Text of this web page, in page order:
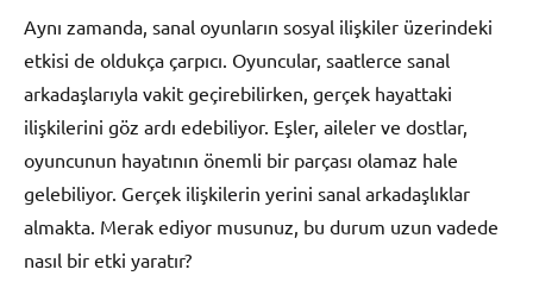
Aynı zamanda, sanal oyunların sosyal ilişkiler üzerindeki
etkisi de oldukça çarpıcı. Oyuncular, saatlerce sanal
arkadaşlarıyla vakit geçirebilirken, gerçek hayattaki
ilişkilerini göz ardı edebiliyor. Eşler, aileler ve dostlar,
oyuncunun hayatının önemli bir parçası olamaz hale
gelebiliyor. Gerçek ilişkilerin yerini sanal arkadaşlıklar
almakta. Merak ediyor musunuz, bu durum uzun vadede
nasıl bir etki yaratır?